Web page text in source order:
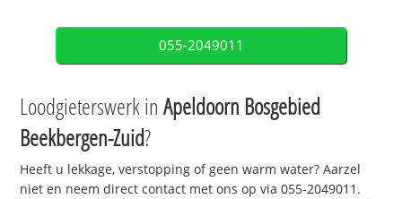
055-2049011
Loodgieterswerk inApeldoorn Bosgebied
Beekbergen-Zuid?
Heeft u lekkage, verstopping of geen warm water? Aarzel
niet en neem direct contact met ons op via 055-2049011.